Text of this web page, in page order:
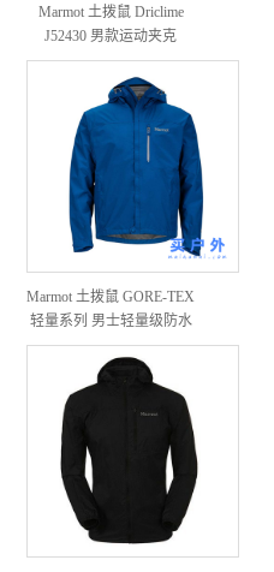
Marmot 土拨鼠 Driclime
J52430 男款运动夹克
Marmot 土拨鼠 GORE-TEX
轻量系列 男士轻量级防水
夹克